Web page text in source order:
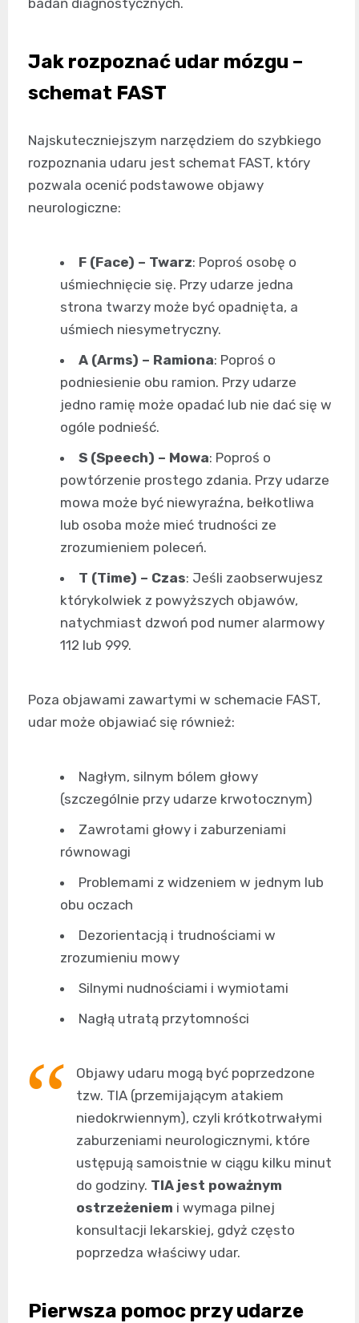
Jak rozpoznać udar mózgu –
schemat FAST
Najskuteczniejszym narzędziem do szybkiego
rozpoznania udaru jest schemat FAST, który
pozwala ocenić podstawowe objawy
neurologiczne:
F (Face) – Twarz: Poproś osobę o
uśmiechnięcie się. Przy udarze jedna
strona twarzy może być opadnięta, a
uśmiech niesymetryczny.
A (Arms) – Ramiona: Poproś o
podniesienie obu ramion. Przy udarze
jedno ramię może opadać lub nie dać się w
ogóle podnieść.
S (Speech) – Mowa: Poproś o
powtórzenie prostego zdania. Przy udarze
mowa może być niewyraźna, bełkotliwa
lub osoba może mieć trudności ze
zrozumieniem poleceń.
T (Time) – Czas: Jeśli zaobserwujesz
którykolwiek z powyższych objawów,
natychmiast dzwoń pod numer alarmowy
112 lub 999.
Poza objawami zawartymi w schemacie FAST,
udar może objawiać się również:
Nagłym, silnym bólem głowy
(szczególnie przy udarze krwotocznym)
Zawrotami głowy i zaburzeniami
równowagi
Problemami z widzeniem w jednym lub
obu oczach
Dezorientacją i trudnościami w
zrozumieniu mowy
Silnymi nudnościami i wymiotami
Nagłą utratą przytomności
Objawy udaru mogą być poprzedzone
tzw. TIA (przemijającym atakiem
niedokrwiennym), czyli krótkotrwałymi
zaburzeniami neurologicznymi, które
ustępują samoistnie w ciągu kilku minut
do godziny. TIA jest poważnym
ostrzeżeniem i wymaga pilnej
konsultacji lekarskiej, gdyż często
poprzedza właściwy udar.
Pierwsza pomoc przy udarze